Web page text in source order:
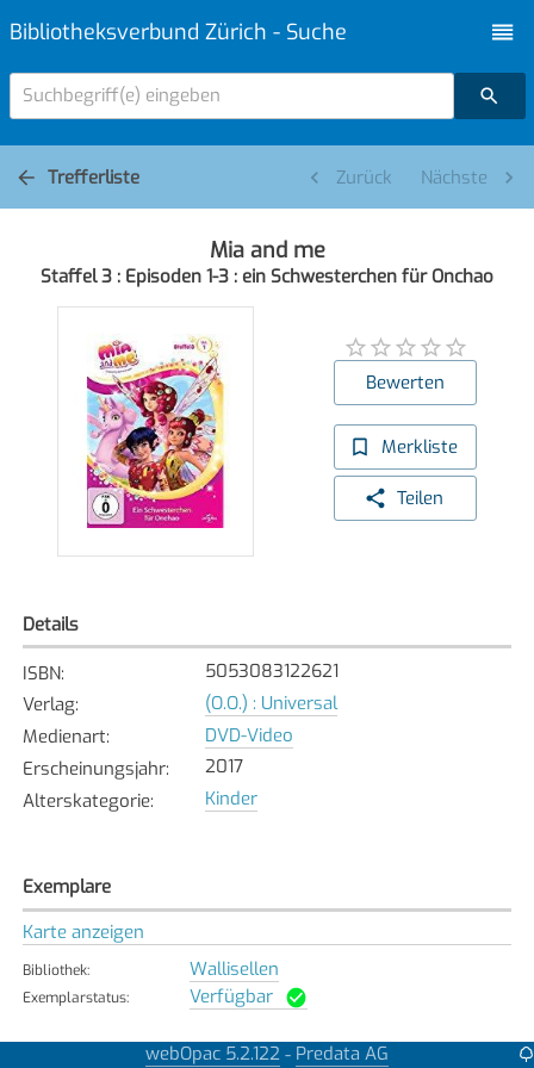
Bibliotheksverbund Zürich - Suche
Suchbegriff(e) eingeben
Trefferliste Zurück Nächste
Mia and me
Staffel 3 : Episoden 1-3 : ein Schwesterchen für Onchao
Bewerten
Merkliste
Teilen
Details
ISBN:
5053083122621
Verlag:
(O.O.) : Universal
Medienart:
DVD-Video
Erscheinungsjahr:
2017
Alterskategorie: Kinder
Exemplare
Karte anzeigen
Bibliothek: Wallisellen
Exemplarstatus: Verfügbar
webOpac 5.2.122 - Predata AG